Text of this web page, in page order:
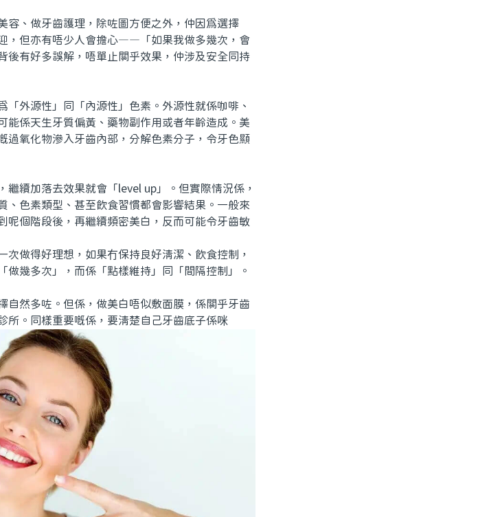
、做牙齒護理，除咗圖方便之外，仲因爲選擇
，但亦有唔少人會擔心——「如果我做多幾次，會
後有好多誤解，唔單止關乎效果，仲涉及安全同持
外源性」同「內源性」色素。外源性就係咖啡、
能係天生牙質偏黃、藥物副作用或者年齡造成。美
過氧化物滲入牙齒內部，分解色素分子，令牙色顯
續加落去效果就會「level up」。但實際情況係，
、色素類型、甚至飲食習慣都會影響結果。一般來
呢個階段後，再繼續頻密美白，反而可能令牙齒敏
做得好理想，如果冇保持良好清潔、飲食控制，
做幾多次」，而係「點樣維持」同「間隔控制」。
然多咗。但係，做美白唔似敷面膜，係關乎牙齒
所。同樣重要嘅係，要清楚自己牙齒底子係咪